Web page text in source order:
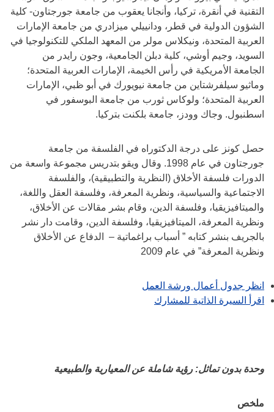
التقنية في أنقرة، تركيا، وأنجانا يعقوب من جامعة جورجتاون- كلية
الشؤون الدولية في قطر، ودانييلي ميزادري من جامعة الإمارات
العربية المتحدة، ونيكلاس مولر من المعهد الملكي للتكنولوجيا في
السويد، وجيم أوشي، كلية دبلن الجامعية، وجون رايدر من
الجامعة الأمريكية في رأس الخيمة، الإمارات العربية المتحدة؛
وماثيو سيلفرشتاين من جامعة نيويورك في أبو ظبي، الإمارات
العربية المتحدة؛ ولوكاس ثورب من جامعة البوسفور في
اسطنبول. وجاك وودز، جامعة بلكنت بتركيا.
حصل كونز على درجة الدكتوراه في الفلسفة من جامعة
جورجتاون في عام 1998. وقال ويقو بتدريس مجموعة واسعة من
الدورات فلسفة الأخلاق (النظرية والتطبيقية)، والفلسفة
الاجتماعية والسياسية، ونظرية المعرفة، وفلسفة العقل واللغة،
والميتافيزيقيا، وفلسفة الدين، وقام بشر مقالات عن الأخلاق،
ونظرية المعرفة، الميتافيزيقيا، وفلسفة الدين، وقامت دار نشر
بالجريف بنشر كتابه ” أسباب براغماتية – الدفاع عن الأخلاق
ونظرية المعرفة” في عام 2009
انظر جدول أعمال ورشة العمل
اقرأ السيرة الذاتية للمشارك
وحدة بدون تماثل: رؤية شاملة عن المعيارية والطبيعية
ملخص